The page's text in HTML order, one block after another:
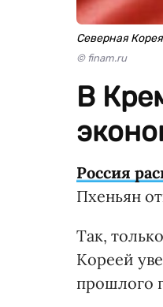
Северная
© finam.ru
В
Россия
Пхеньян
Так,
Кореей
прошлого